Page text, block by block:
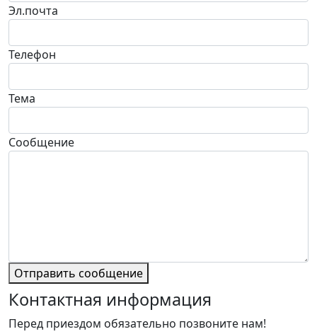
Эл.почта
Телефон
Тема
Сообщение
Отправить сообщение
Контактная информация
Перед приездом обязательно позвоните нам!